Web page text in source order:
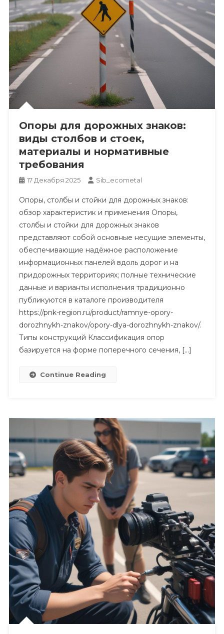
Опоры для дорожных знаков:
виды столбов и стоек,
материалы и нормативные
требования
17 Декабря 2025 Sib_ecometal
Опоры, столбы и стойки для дорожных знаков:
обзор характеристик и применения Опоры,
столбы и стойки для дорожных знаков
представляют собой основные несущие элементы,
обеспечивающие надёжное расположение
информационных панелей вдоль дорог и на
придорожных территориях; полные технические
данные и варианты исполнения традиционно
публикуются в каталоге производителя
https://pnk-region.ru/product/ramnye-opory-
dorozhnykh-znakov/opory-dlya-dorozhnykh-znakov/.
Типы конструкций Классификация опор
базируется на форме поперечного сечения, […]
Continue Reading